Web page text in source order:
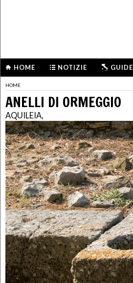
HOME NOTIZIE GUIDE
HOME
ANELLI DI ORMEGGIO
AQUILEIA,